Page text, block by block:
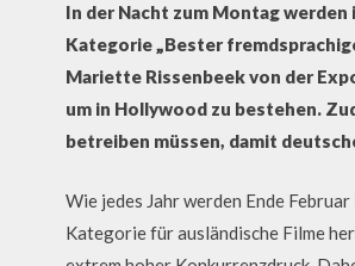
In der Nacht zum Montag werden
Kategorie „Bester
Mariette Rissenbeek von der
um in Hollywood zu bestehen.
betreiben müssen, damit
Wie jedes Jahr werden Ende
Kategorie für ausländische Filme